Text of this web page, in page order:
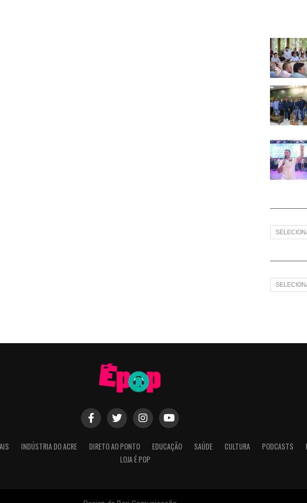
Categorias
Arquivos
INDÚSTRIA DO ACRE DIRETO AO PONTO EDUCAÇÃO SAÚDE CULTURA PODCASTS
LOJA É POP